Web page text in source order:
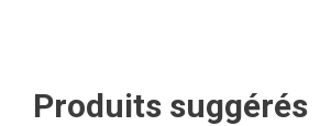
Produits suggérés